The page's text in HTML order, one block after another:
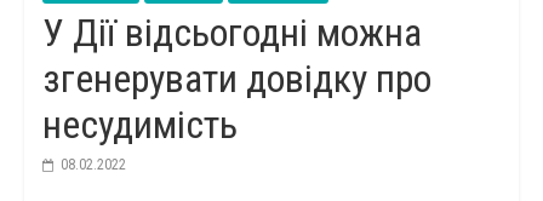
У Дії відсьогодні можна
згенерувати довідку про
несудимість
08.02.2022